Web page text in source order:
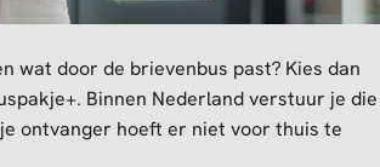
wat door de brievenbus past? Kies dan
Binnen Nederland verstuur je die
ontvanger hoeft er niet voor thuis te